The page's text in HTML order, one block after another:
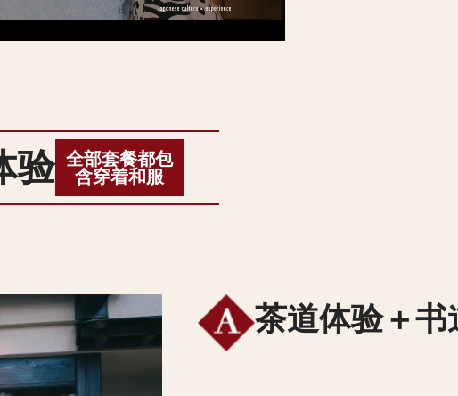
验 全部套餐都包
含穿着和服
茶道体验＋书